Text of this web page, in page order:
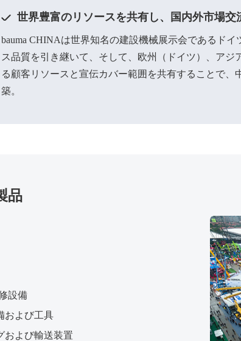
世界豊富のリソースを共有し、国内外市場交
bauma CHINAは世界知名の建設機械展示会であるドイ
ス品質を引き継いて、そして、欧州（ドイツ）、ア
る顧客リソースと宣伝カバー範囲を共有することで
築。
品
設備
および工具
および輸送装置